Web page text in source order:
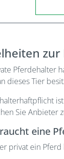
Pferdehalter
dieses Tier
Sie Anbieter
eine
privat ein